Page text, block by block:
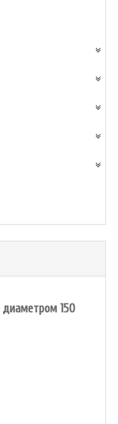
диаметром 150